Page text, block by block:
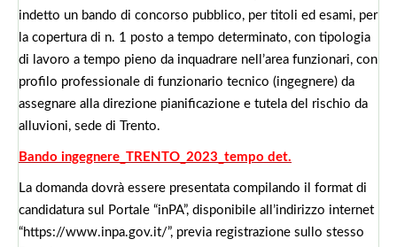
indetto un bando di concorso pubblico, per titoli ed esami, per
la copertura di n. 1 posto a tempo determinato, con tipologia
di lavoro a tempo pieno da inquadrare nell’area funzionari, con
profilo professionale di funzionario tecnico (ingegnere) da
assegnare alla direzione pianificazione e tutela del rischio da
alluvioni, sede di Trento.
Bando ingegnere_TRENTO_2023_tempo det.
La domanda dovrà essere presentata compilando il format di
candidatura sul Portale “inPA”, disponibile all’indirizzo internet
“https://www.inpa.gov.it/”, previa registrazione sullo stesso